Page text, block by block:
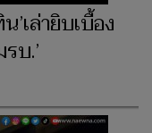
เล่ายิบเบื้อง
บ.’